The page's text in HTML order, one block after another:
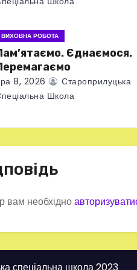
ВИХОВНА РОБОТА
Єднаємося.
8, 2026
Староприлуцька
Школа
вам необхідно